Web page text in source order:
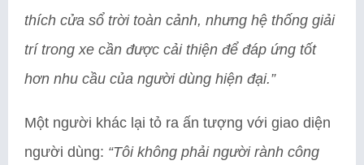
thích cửa sổ trời toàn cảnh, nhưng hệ thống giải
trí trong xe cần được cải thiện để đáp ứng tốt
hơn nhu cầu của người dùng hiện đại.”
Một người khác lại tỏ ra ấn tượng với giao diện
người dùng: “Tôi không phải người rành công